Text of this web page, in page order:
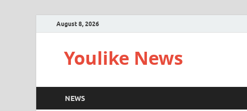
August 8, 2026
Youlike News
NEWS